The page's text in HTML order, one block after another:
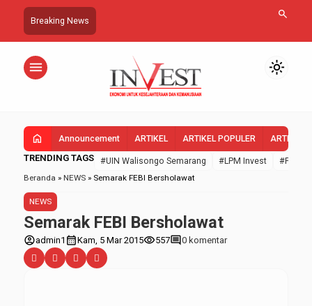
Breaking News search
menu light_mode
home Announcement ARTIKEL ARTIKEL POPULER ARTIKEL
TRENDING TAGS #UIN Walisongo Semarang #LPM Invest
#FEBI
Beranda » NEWS » Semarak FEBI Bersholawat
NEWS
Semarak FEBI Bersholawat
account_circleadmin1 calendar_monthKam, 5 Mar 2015visibility557comment0 komentar